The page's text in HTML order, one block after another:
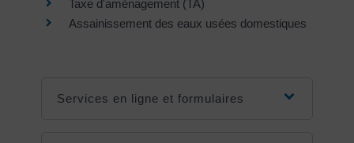
Taxe d'aménagement (TA)
Assainissement des eaux usées domestiques
Services en ligne et formulaires